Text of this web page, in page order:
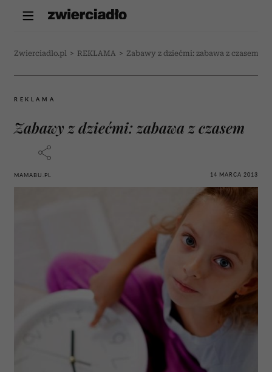
Zwierciadlo.pl > REKLAMA > Zabawy z dziećmi: zabawa z czasem
REKLAMA
Zabawy z dziećmi: zabawa z czasem
MAMABU.PL 14 MARCA 2013